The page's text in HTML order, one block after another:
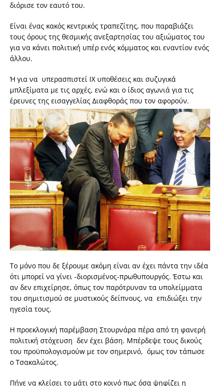
διόρισε τον εαυτό του.
Είναι ένας κακός κεντρικός τραπεζίτης, που παραβιάζει
τους όρους της θεσμικής ανεξαρτησίας του αξιώματος του
για να κάνει πολιτική υπέρ ενός κόμματος και εναντίον ενός
άλλου.
Ή για να υπερασπιστεί ΙΧ υποθέσεις και συζυγικά
μπλεξίματα με τις αρχές, ενώ και ο ίδιος αγωνιά για τις
έρευνες της εισαγγελίας Διαφθοράς που τον αφορούν.
Το μόνο που δε ξέρουμε ακόμη είναι αν έχει πάντα την ιδέα
ότι μπορεί να γίνει -διορισμένος-πρωθυπουργός. Έστω και
αν δεν επιχείρησε, όπως τον παρότρυναν τα υπολείμματα
του σημιτισμού σε μυστικούς δείπνους, να επιδιώξει την
ηγεσία τους.
Η προεκλογική παρέμβαση Στουρνάρα πέρα από τη φανερή
πολιτική στόχευση δεν έχει βάση. Μπέρδεψε τους δικούς
του προϋπολογισμούw με τον σημερινό, όμως τον τάπωσε
ο Τσακαλώτος.
Πήγε να κλείσει το μάτι στο κοινό πως όσα ψηφίζει η